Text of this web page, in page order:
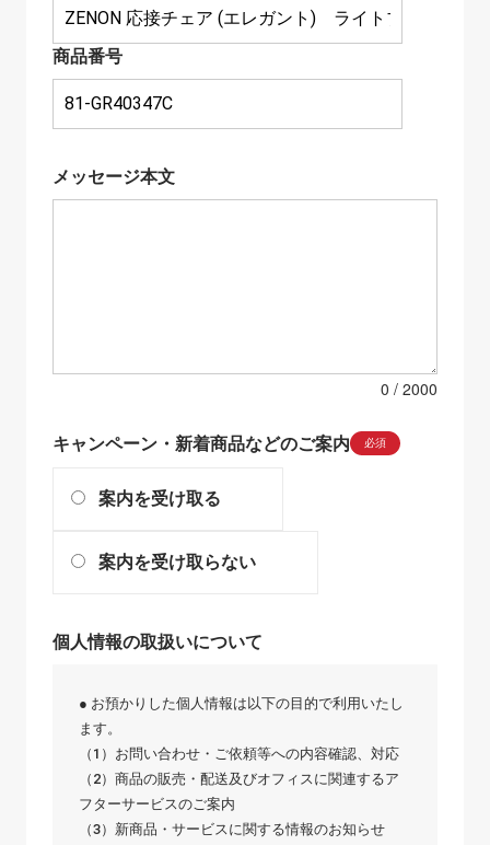
商品番号
メッセージ本文
0
キャンペーン・新着商品などのご案内 必須
案内を受け取る
案内を受け取らない
個人情報の取扱いについて
● お預かりした個人情報は以下の目的で利用いたし
ます。
（1）お問い合わせ・ご依頼等への内容確認、対応
（2）商品の販売・配送及びオフィスに関連するア
フターサービスのご案内
（3）新商品・サービスに関する情報のお知らせ